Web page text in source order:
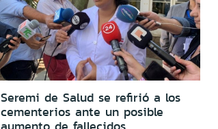
Seremi de Salud se refirió a los
cementerios ante un posible